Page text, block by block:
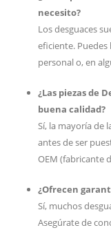
necesito?
Los desguaces
eficiente. Puedes
personal o, en
¿Las piezas de
buena calidad?
Sí, la mayoría de
antes de ser
OEM (fabricante
¿Ofrecen
Sí, muchos
Asegúrate de